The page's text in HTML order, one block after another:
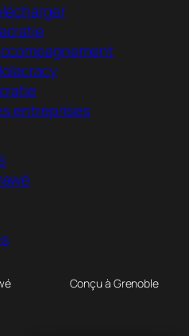
entreprises
Conçu à Grenoble